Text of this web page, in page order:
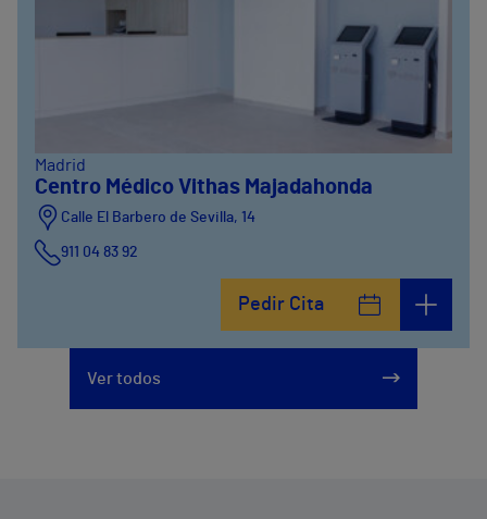
Madrid
Centro Médico Vithas Majadahonda
Calle El Barbero de Sevilla, 14
911 04 83 92
Pedir Cita
Ver todos